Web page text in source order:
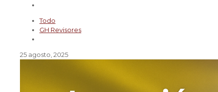
Todo
GH Revisores
25 agosto, 2025